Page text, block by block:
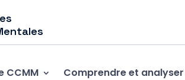
CCMM Comprendre et analyser